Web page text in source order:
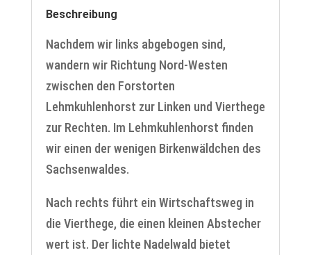
Beschreibung
Nachdem wir links abgebogen sind,
wandern wir Richtung Nord-Westen
zwischen den Forstorten
Lehmkuhlenhorst zur Linken und Vierthege
zur Rechten. Im Lehmkuhlenhorst finden
wir einen der wenigen Birkenwäldchen des
Sachsenwaldes.
Nach rechts führt ein Wirtschaftsweg in
die Vierthege, die einen kleinen Abstecher
wert ist. Der lichte Nadelwald bietet